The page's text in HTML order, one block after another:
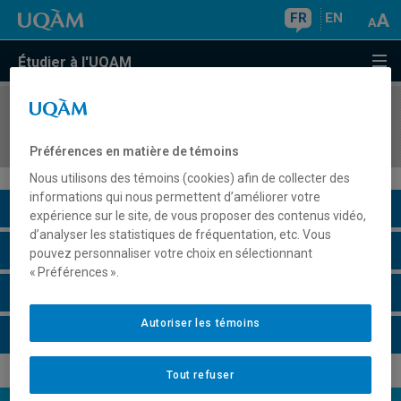
FR EN
Étudier à l'UQAM
COURS//
Description du cours
Horaire - Été 2026
Préférences en matière de témoins
Nous utilisons des témoins (cookies) afin de collecter des
informations qui nous permettent d’améliorer votre
expérience sur le site, de vous proposer des contenus vidéo,
d’analyser les statistiques de fréquentation, etc. Vous
pouvez personnaliser votre choix en sélectionnant
« Préférences ».
Tout refuser
Autoriser les témoins